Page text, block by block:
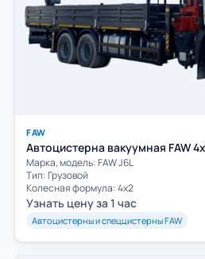
FAW
Автоцистерна вакуумная FAW
Марка, модель: FAW J6L
Тип: Грузовой
Колесная формула: 4х2
Узнать цену за 1 час
Автоцистерны и спеццистерны FAW